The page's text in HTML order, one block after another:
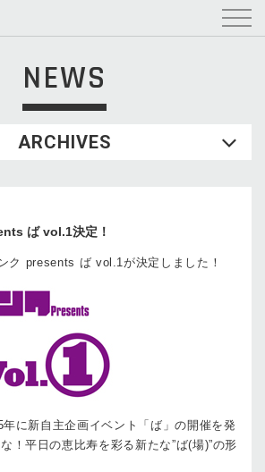
NEWS
ARCHIVES
ば vol.1決定！
ク presents ば vol.1が決定しました！
に新自主企画イベント「ば」の開催を発
！平日の恵比寿を彩る新たな”ば(場)”の形